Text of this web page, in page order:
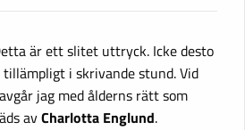
är ett slitet uttryck. Icke desto
i skrivande stund. Vid
jag med ålderns rätt som
avCharlotta Englund.